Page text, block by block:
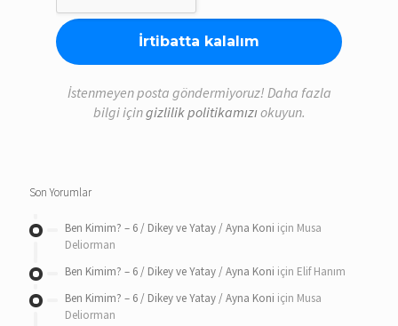
İstenmeyen posta göndermiyoruz! Daha fazla
bilgi içingizlilik politikamızıokuyun.
Son Yorumlar
Ben Kimim? – 6 / Dikey ve Yatay / Ayna Koni için Musa
Deliorman
Ben Kimim? – 6 / Dikey ve Yatay / Ayna Koni için Elif Hanım
Ben Kimim? – 6 / Dikey ve Yatay / Ayna Koni için Musa
Deliorman